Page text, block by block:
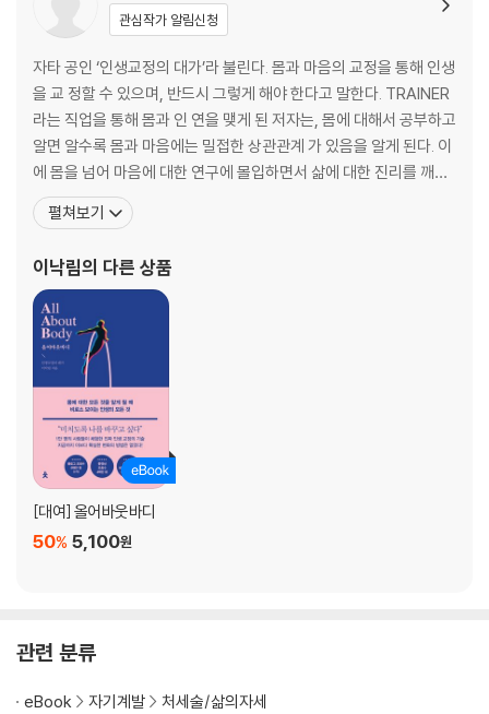
2장 몸을 알면 마음이 보이고, 마음을 알면 몸이 보인다
: 8 1 PROCESS_Reason
들어가기에 앞서 - 이완과 수축의 균형.
이완
1st reason, 스트레칭이 필요한 이유
2nd reason, 장기이완이 필요한 이유
3rd reason, 나의 인식이 필요한 이유
수축
5th reason, 자연호흡이 필요한 이유
6th reason, 단전호흡이 필요한 이유
7th reason, 등척성 운동이 필요한 이유
8th reason, 등장성 운동이 필요한 이유
1 reason, 식사를 꼭 해야 하는 이유
3장 몸과 마음의 균형, 올어바웃바디 All About Body
: 8 1 PROCESS_Lesson
lesson 3, 나의 인식 프로세스
lesson 4, 0(제로)의 인식 프로세스
lesson 5, 자연호흡 프로세스
관심작가 알림신청
자타 공인 ‘인생교정의 대가’라 불린다. 몸과 마음의 교정을 통해 인생
을 교 정할 수 있으며, 반드시 그렇게 해야 한다고 말한다. TRAINER
라는 직업을 통해 몸과 인 연을 맺게 된 저자는, 몸에 대해서 공부하고
알면 알수록 몸과 마음에는 밀접한 상관관계 가 있음을 알게 된다. 이
에 몸을 넘어 마음에 대한 연구에 몰입하면서 삶에 대한 진리를 깨우
치게 된다. 언제나 그를 괴롭혔던 몸의 통증과 불면, 우울, 강박, 무기
력, 감정 기복과 같은 마음의 문 제가 성공, 자기계발, 금전적인 문제
책을 연구하기 시
펼쳐보기
이낙림의 다른 상품
[대여] 올어바웃바디
5,100원
50%
관련 분류
eBook 자기계발 처세술/삶의자세